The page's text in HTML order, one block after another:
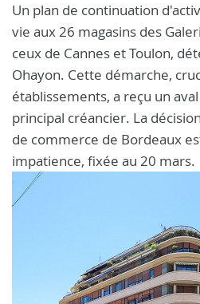
Un plan de continuation
vie aux 26 magasins des
ceux de Cannes et Toulon,
Ohayon. Cette démarche,
établissements, a reçu un
principal créancier. La
de commerce de Bordeaux
impatience, fixée au 20 mars.